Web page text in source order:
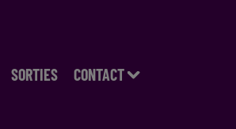
SORTIES CONTACT